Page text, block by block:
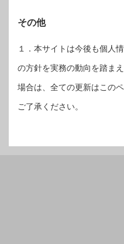
その他
１．本サイトは今後も個人
の方針を実務の動向を踏ま
場合は、全ての更新はこの
ご了承ください。